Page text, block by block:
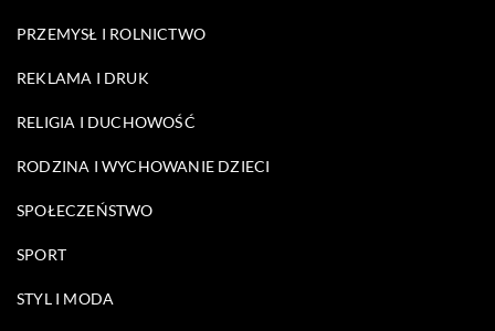
PRZEMYSŁ I ROLNICTWO
REKLAMA I DRUK
RELIGIA I DUCHOWOŚĆ
RODZINA I WYCHOWANIE DZIECI
SPOŁECZEŃSTWO
SPORT
STYL I MODA